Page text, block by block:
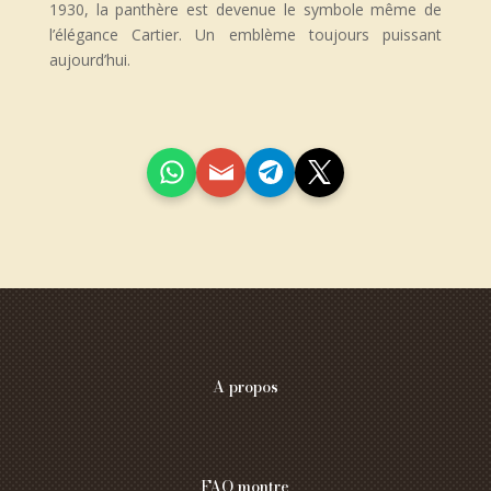
1930, la panthère est devenue le symbole même de
l’élégance Cartier. Un emblème toujours puissant
aujourd’hui.
A propos